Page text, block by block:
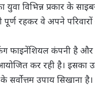
विभिन्न प्रकार के
रहकर वे अपने
फाइनेंशियल कंपनी है
आयोजित कर रही है। इसका
उपाय सिखाना है।